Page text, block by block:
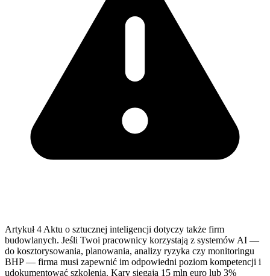
Artykuł 4 Aktu o sztucznej inteligencji dotyczy także firm
budowlanych. Jeśli Twoi pracownicy korzystają z systemów AI —
do kosztorysowania, planowania, analizy ryzyka czy monitoringu
BHP — firma musi zapewnić im odpowiedni poziom kompetencji i
udokumentować szkolenia. Kary sięgają 15 mln euro lub 3%